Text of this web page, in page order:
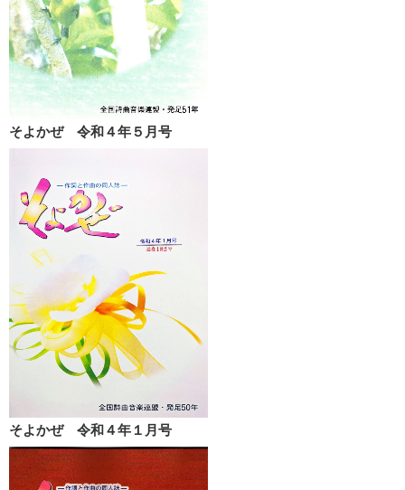
そよかぜ 令和４年５月号
そよかぜ 令和４年１月号